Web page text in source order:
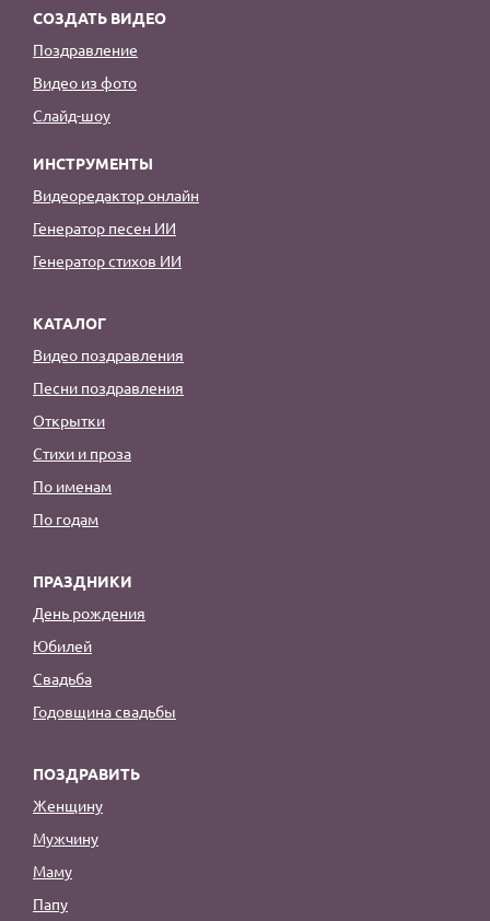
СОЗДАТЬ ВИДЕО
Поздравление
Видео из фото
Слайд-шоу
ИНСТРУМЕНТЫ
Видеоредактор онлайн
Генератор песен ИИ
Генератор стихов ИИ
КАТАЛОГ
Видео поздравления
Песни поздравления
Открытки
Стихи и проза
По именам
По годам
ПРАЗДНИКИ
День рождения
Юбилей
Свадьба
Годовщина свадьбы
ПОЗДРАВИТЬ
Женщину
Мужчину
Маму
Папу